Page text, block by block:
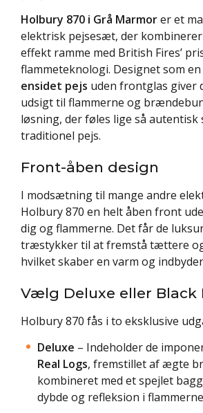
Holbury 870 i Grå Marmorer et
elektrisk pejsesæt, der
effekt ramme med British Fires’
flammeteknologi. Designet som en
ensidet pejs uden frontglas giver
udsigt til flammerne og
løsning, der føles lige så autentisk
traditionel pejs.
Front-åben design
I modsætning til mange andre
Holbury 870 en helt åben front
dig og flammerne. Det får de
træstykker til at fremstå tættere
hvilket skaber en varm og
Vælg Deluxe eller Black
Holbury 870 fås i to eksklusive
Deluxe – Indeholder de
Real Logs, fremstillet af ægte
kombineret med et spejlet
dybde og refleksion i